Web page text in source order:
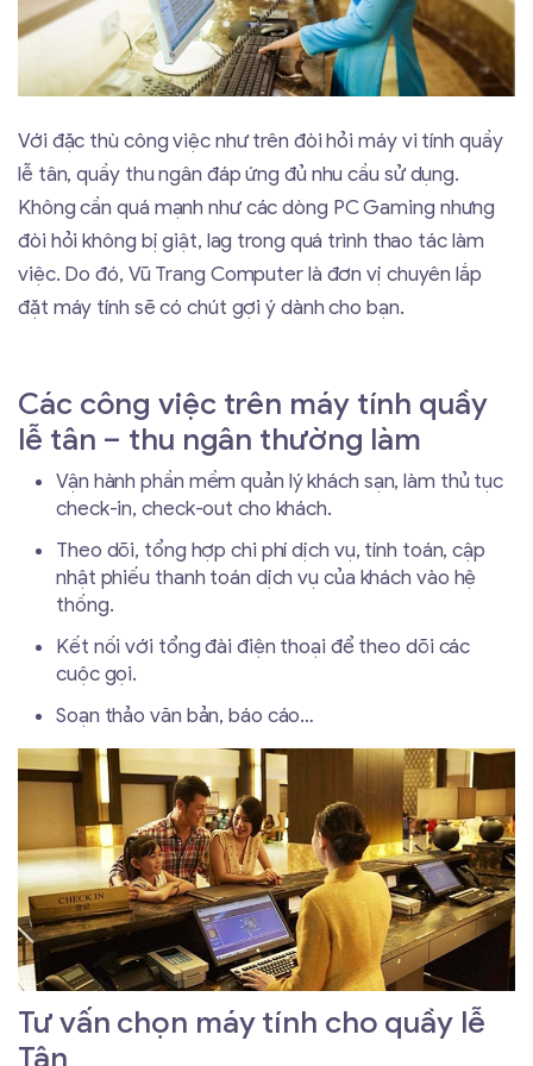
Với đặc thù công việc như trên đòi hỏi máy vi tính quầy
lễ tân, quầy thu ngân đáp ứng đủ nhu cầu sử dụng.
Không cần quá mạnh như các dòng PC Gaming nhưng
đòi hỏi không bị giật, lag trong quá trình thao tác làm
việc. Do đó, Vũ Trang Computer là đơn vị chuyên lắp
đặt máy tính sẽ có chút gợi ý dành cho bạn.
Các công việc trên máy tính quầy
lễ tân – thu ngân thường làm
Vận hành phần mềm quản lý khách sạn, làm thủ tục
check-in, check-out cho khách.
Theo dõi, tổng hợp chi phí dịch vụ, tính toán, cập
nhật phiếu thanh toán dịch vụ của khách vào hệ
thống.
Kết nối với tổng đài điện thoại để theo dõi các
cuộc gọi.
Soạn thảo văn bản, báo cáo…
Tư vấn chọn máy tính cho quầy lễ
Tân